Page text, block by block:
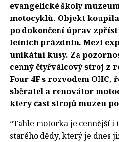
evangelické školy
motocyklů. Objekt
po dokončení úprav
letních prázdnin. Mezi
unikátní kusy. Za
cenný čtyřválcový stroj z
Four 4F s rozvodem OHC,
sběratel a renovátor
který část strojů muzeu
“Tahle motorka je cennější i
starého dědy, který je dnes